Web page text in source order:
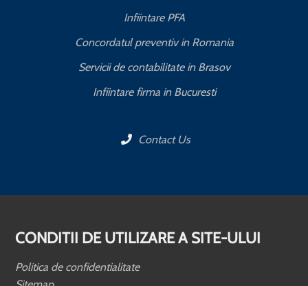
Infiintare PFA
Concordatul preventiv in Romania
Servicii de contabilitate in Brasov
Infiintare firma in Bucuresti
Contact Us
CONDITII DE UTILIZARE A SITE-ULUI
Politica de confidentialitate